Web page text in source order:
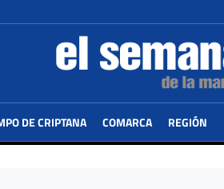
DE CRIPTANA COMARCA REGIÓN